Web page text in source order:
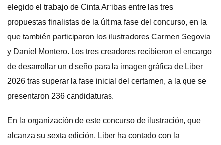
elegido el trabajo de Cinta Arribas entre las tres
propuestas finalistas de la última fase del concurso, en la
que también participaron los ilustradores Carmen Segovia
y Daniel Montero. Los tres creadores recibieron el encargo
de desarrollar un diseño para la imagen gráfica de Liber
2026 tras superar la fase inicial del certamen, a la que se
presentaron 236 candidaturas.
En la organización de este concurso de ilustración, que
alcanza su sexta edición, Liber ha contado con la